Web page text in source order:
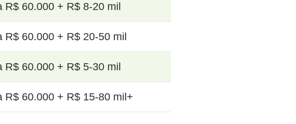
R$ 60.000 + R$ 8-20 mil
R$ 60.000 + R$ 20-50 mil
R$ 60.000 + R$ 5-30 mil
R$ 60.000 + R$ 15-80 mil+